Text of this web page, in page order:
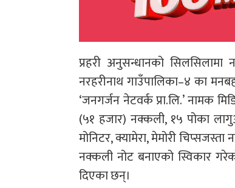
प्रहरी अनुसन्धानको
नरहरीनाथ गाउँपालिका–४ का
‘जनगर्जन नेटवर्क प्रा.लि.’ नामक
(५१ हजार) नक्कली, १५ पोका
मोनिटर, क्यामेरा, मेमोरी
नक्कली नोट बनाएको स्विकार
दिएका छन्।